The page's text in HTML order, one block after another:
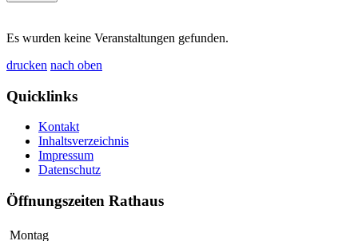
Es wurden keine Veranstaltungen gefunden.
drucken nach oben
Quicklinks
Kontakt
Inhaltsverzeichnis
Impressum
Datenschutz
Öffnungszeiten Rathaus
Montag